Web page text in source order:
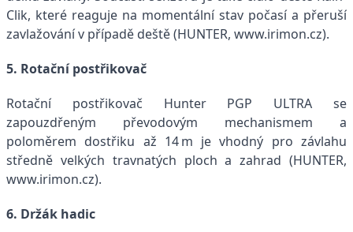
Clik, které reaguje na momentální stav počasí a přeruší
zavlažování v případě deště (HUNTER, www.irimon.cz).
5. Rotační postřikovač
Rotační postřikovač Hunter PGP ULTRA se
zapouzdřeným převodovým mechanismem a
poloměrem dostřiku až 14 m je vhodný pro závlahu
středně velkých travnatých ploch a zahrad (HUNTER,
www.irimon.cz).
6. Držák hadic